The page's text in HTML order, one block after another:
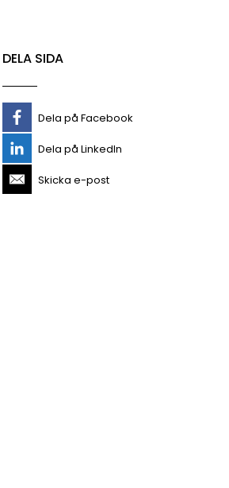
DELA SIDA
Dela på Facebook
Dela på LinkedIn
Skicka e-post